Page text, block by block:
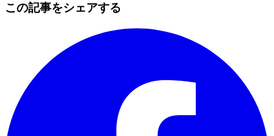
この記事をシェアする